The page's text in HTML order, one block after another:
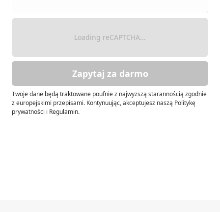
Loading reCAPTCHA...
Zapytaj za darmo
Twoje dane będą traktowane poufnie z najwyższą starannością zgodnie
z europejskimi przepisami. Kontynuując, akceptujesz naszą Politykę
prywatności i Regulamin.